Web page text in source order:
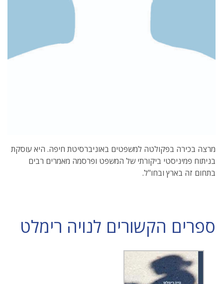
מרצה בכירה בפקולטה למשפטים באוניברסיטת חיפה. היא עוסקת
בניתוח פמיניסטי ביקורתי של המשפט ופרסמה מאמרים רבים
בתחום זה בארץ ובחו"ל.
ספרים הקשורים לנויה רימלט